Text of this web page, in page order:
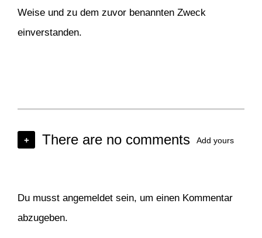
Weise und zu dem zuvor benannten Zweck
einverstanden.
+ There are no comments Add yours
Du musst angemeldet sein, um einen Kommentar
abzugeben.